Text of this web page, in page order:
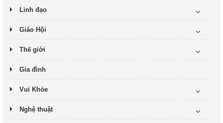
Linh đạo
Giáo Hội
Thế giới
Gia đình
Vui Khỏe
Nghệ thuật